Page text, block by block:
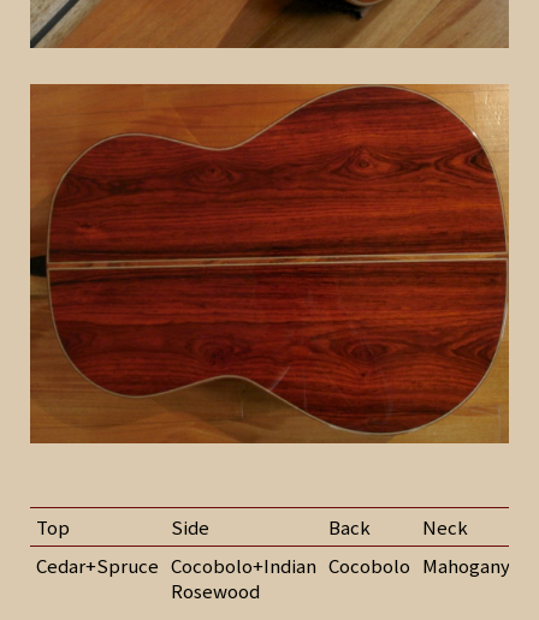
Top Side Back Neck
Cedar+Spruce Cocobolo+Indian
Rosewood
Cocobolo Mahogany